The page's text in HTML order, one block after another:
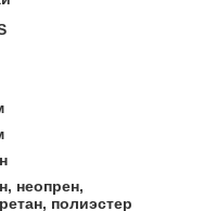
неопрен,
полиэстер